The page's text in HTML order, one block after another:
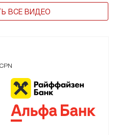
ВСЕ ВИДЕО